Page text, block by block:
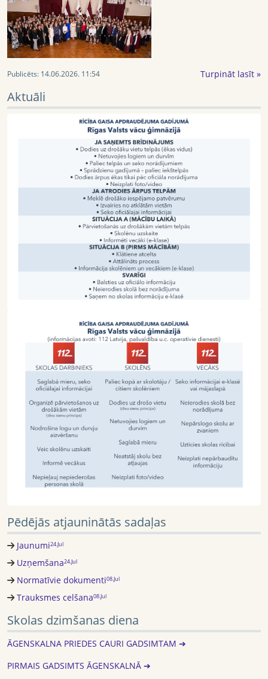
Publicēts: 14.06.2026. 11:54 Turpināt lasīt »
Aktuāli
Pēdējās atjauninātās sadaļas
Jaunumi24.Jul
Uzņemšana24.Jul
Normatīvie dokumenti08.Jul
Trauksmes celšana08.Jul
Skolas dzimšanas diena
ĀGENSKALNA PRIEDES CAURI GADSIMTAM ➔
PIRMAIS GADSIMTS ĀGENSKALNĀ ➔